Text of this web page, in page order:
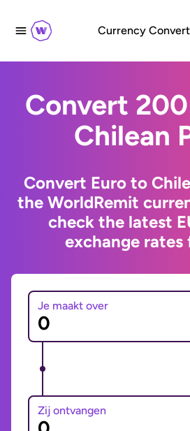
Currency
Convert
Chilean
Convert Euro to
the WorldRemit
check the latest
exchange rates
Je maakt over
Zij ontvangen